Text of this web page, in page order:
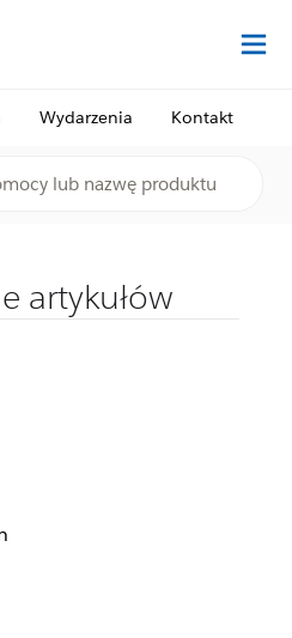
Wydarzenia Kontakt
artykułów